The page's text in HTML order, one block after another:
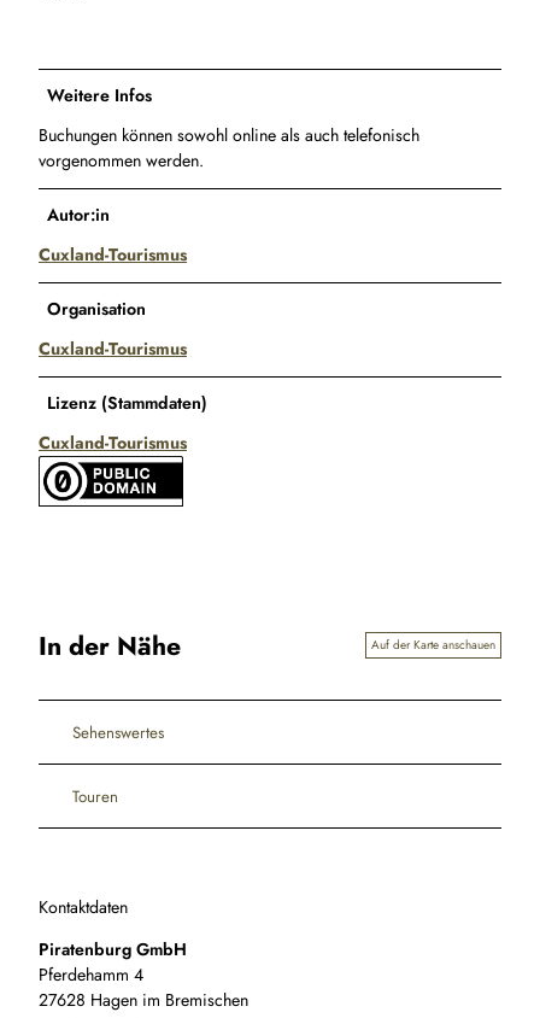
Weitere Infos
Buchungen können sowohl online als auch telefonisch
vorgenommen werden.
Autor:in
Cuxland-Tourismus
Organisation
Cuxland-Tourismus
Lizenz (Stammdaten)
Cuxland-Tourismus
In der Nähe Auf der Karte anschauen
Sehenswertes
Touren
Kontaktdaten
Piratenburg GmbH
Pferdehamm 4
27628 Hagen im Bremischen